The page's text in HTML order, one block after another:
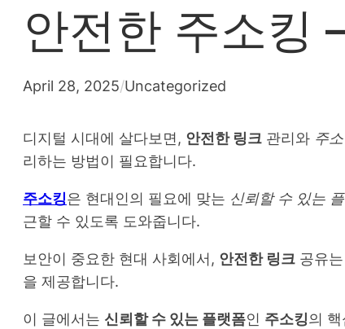
안전한 주소킹
April 28, 2025/Uncategorized
디지털 시대에 살다보면, 안전한 링크 관리와 주
리하는 방법이 필요합니다.
주소킹은 현대인의 필요에 맞는 신뢰할 수 있는
근할 수 있도록 도와줍니다.
보안이 중요한 현대 사회에서, 안전한 링크 공유
을 제공합니다.
이 글에서는 신뢰할 수 있는 플랫폼인 주소킹의